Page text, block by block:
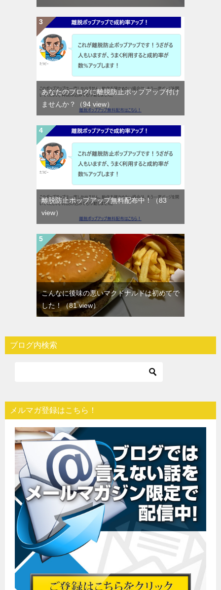
あなたのブログに離脱防止ポップアップ付け
ませんか？
（94 view）
離脱防止ポップアップ無料配布中！（83
view）
こんなに後味の悪いマクドナルドは初めてで
した！（81 view）
ブログ内検索
メルマガ登録はこちら！